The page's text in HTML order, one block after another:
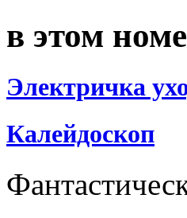
в этом
Электричка
Калейдоскоп